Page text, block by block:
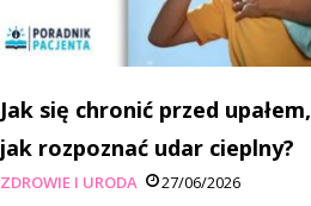
Jak się chronić przed upałem,
jak rozpoznać udar cieplny?
ZDROWIE I URODA 27/06/2026